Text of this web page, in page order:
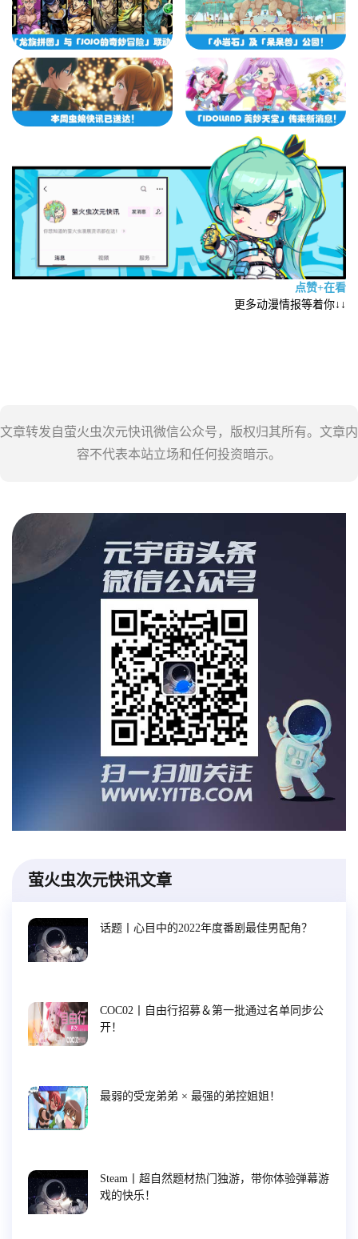
点赞+在看
更多动漫情报等着你↓↓
文章转发自萤火虫次元快讯微信公众号，版权归其所有。文章内
容不代表本站立场和任何投资暗示。
萤火虫次元快讯文章
话题丨心目中的2022年度番剧最佳男配角？
COC02丨自由行招募＆第一批通过名单同步公
开！
最弱的受宠弟弟 × 最强的弟控姐姐！
Steam丨超自然题材热门独游，带你体验弹幕游
戏的快乐！